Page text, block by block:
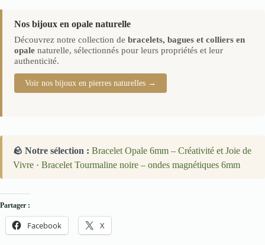
Nos bijoux en opale naturelle
Découvrez notre collection de bracelets, bagues et colliers en
opale naturelle, sélectionnés pour leurs propriétés et leur
authenticité.
Voir nos bijoux en pierres naturelles →
🪨 Notre sélection : Bracelet Opale 6mm – Créativité et Joie de
Vivre · Bracelet Tourmaline noire – ondes magnétiques 6mm
Partager :
Facebook X